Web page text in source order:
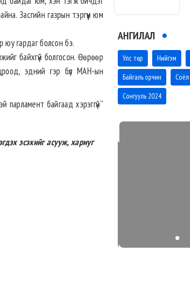
Засгийн газрын тэргүүн юм
юу гардаг болсон бэ.
байхгүй болгосон. Өөрөөр
эдний гэр бүл МАН-ын
парламент байгаад хэрэггүй”
эсэхийг асууж, хариуг
АНГИЛАЛ
Улс төр Нийгэм
Байгаль орчин Соёл
Сонгууль 2024